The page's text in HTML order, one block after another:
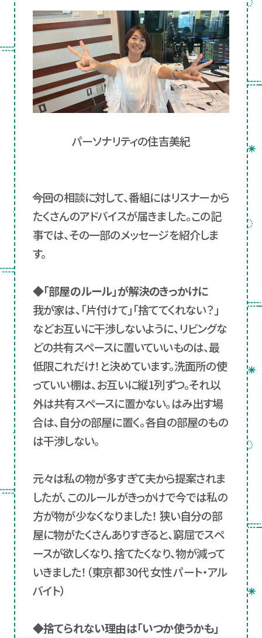
パーソナリティの住吉美紀
――今回の相談に対して、番組にはリスナーから
たくさんのアドバイスが届きました。この記
事では、その一部のメッセージを紹介しま
す。
◆「部屋のルール」が解決のきっかけに
我が家は、「片付けて」「捨ててくれない？」
などお互いに干渉しないように、リビングな
どの共有スペースに置いていいものは、最
低限これだけ！と決めています。洗面所の使
っていい棚は、お互いに縦1列ずつ。それ以
外は共有スペースに置かない。はみ出す場
合は、自分の部屋に置く。各自の部屋のもの
は干渉しない。
元々は私の物が多すぎて夫から提案されま
したが、このルールがきっかけで今では私の
方が物が少なくなりました！ 狭い自分の部
屋に物がたくさんありすぎると、窮屈でスペ
ースが欲しくなり、捨てたくなり、物が減って
いきました！（東京都 30代 女性 パート・アル
バイト）
◆捨てられない理由は「いつか使うかも」